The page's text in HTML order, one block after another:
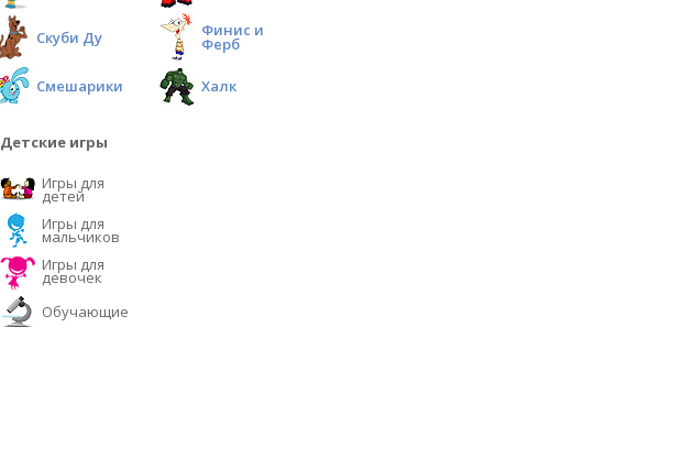
Скуби Ду
Смешарики
Финис и
Ферб
Халк
Детские игры
Игры для
детей
Игры для
мальчиков
Игры для
девочек
Обучающие